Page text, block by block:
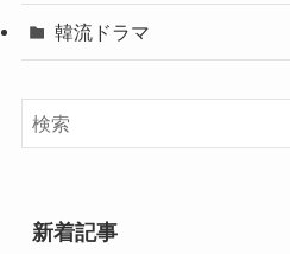
韓流ドラマ
新着記事